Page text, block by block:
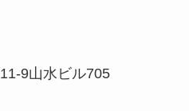
9山水ビル705